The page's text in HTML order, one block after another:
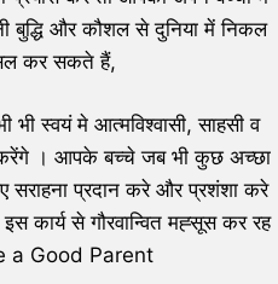
बुद्धि और कौशल से दुनिया में निकल
कर सकते हैं,
स्वयं मे आत्मविश्वासी, साहसी व
। आपके बच्चे जब भी कुछ अच्छा
प्रदान करे और प्रशंशा करे
कार्य से गौरवान्वित मह्सूस कर रह
a Good Parent